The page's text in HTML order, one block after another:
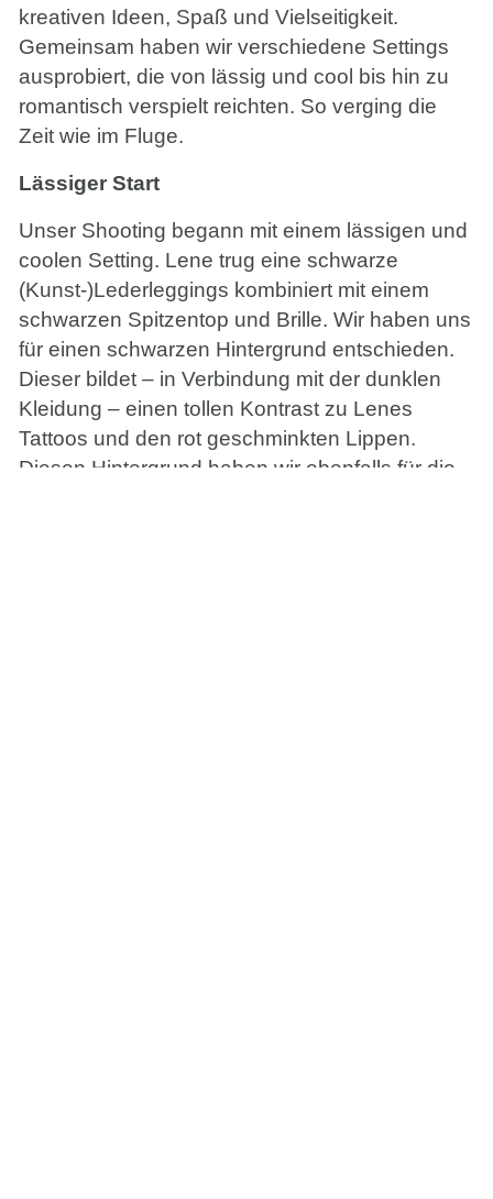
kreativen Ideen, Spaß und Vielseitigkeit.
Gemeinsam haben wir verschiedene Settings
ausprobiert, die von lässig und cool bis hin zu
romantisch verspielt reichten. So verging die
Zeit wie im Fluge.
Lässiger Start
Unser Shooting begann mit einem lässigen und
coolen Setting. Lene trug eine schwarze
(Kunst-)Lederleggings kombiniert mit einem
schwarzen Spitzentop und Brille. Wir haben uns
für einen schwarzen Hintergrund entschieden.
Dieser bildet – in Verbindung mit der dunklen
Kleidung – einen tollen Kontrast zu Lenes
Tattoos und den rot geschminkten Lippen.
Diesen Hintergrund haben wir ebenfalls für die